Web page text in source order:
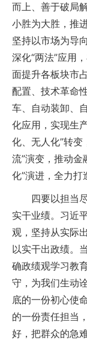
而上、善于破局
小胜为大胜，推
坚持以市场为导
深化“两法”应用
面提升各板块市
配置、技术革命
车、自动装卸、
化应用，实现生
化、无人化”转变
流”演变，推动
化”演进，全力打
四要以担当尽
实干业绩。习近
观，坚持从实际
以实干出政绩。
确政绩观学习教
守，为我们生动
底的一份初心使
的一份责任担当
好，把群众的急